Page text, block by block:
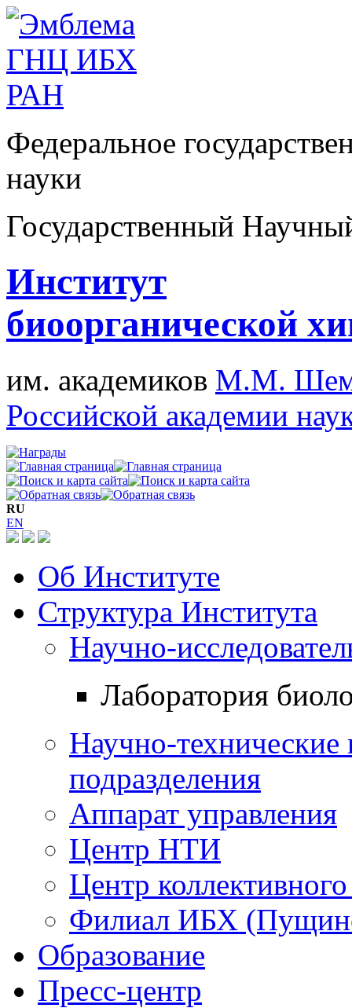
Федеральное
науки
Государственный
Институт
биоорганической
им. академиков М.М.
Российской академии
RU
EN
Об Институте
Структура Института
Научно-
Лаборатория
Научно-технические
подразделения
Аппарат управления
Центр НТИ
Центр
Филиал ИБХ
Образование
Пресс-центр